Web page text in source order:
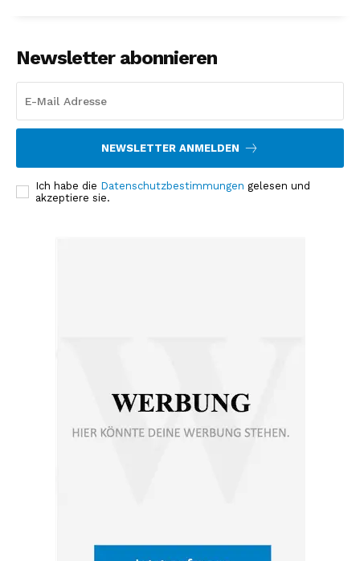
Newsletter abonnieren
NEWSLETTER ANMELDEN
Ich habe die Datenschutzbestimmungen gelesen und
akzeptiere sie.